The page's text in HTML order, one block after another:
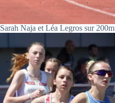
Sarah Naja et Léa Legros sur 200m